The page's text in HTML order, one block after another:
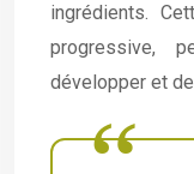
ingrédients.
progressive,
développer et